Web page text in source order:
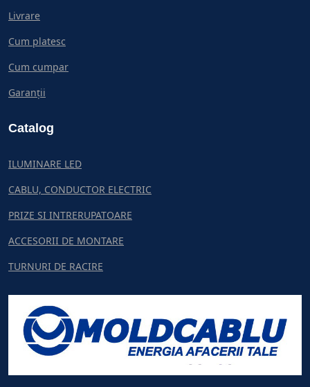
Livrare
Cum platesc
Cum cumpar
Garanții
Catalog
ILUMINARE LED
CABLU, CONDUCTOR ELECTRIC
PRIZE SI INTRERUPATOARE
ACCESORII DE MONTARE
TURNURI DE RACIRE